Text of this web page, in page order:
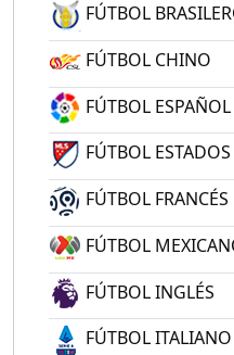
FÚTBOL
FÚTBOL CHINO
FÚTBOL ESPAÑOL
FÚTBOL
FÚTBOL FRANCÉS
FÚTBOL
FÚTBOL INGLÉS
FÚTBOL ITALIANO